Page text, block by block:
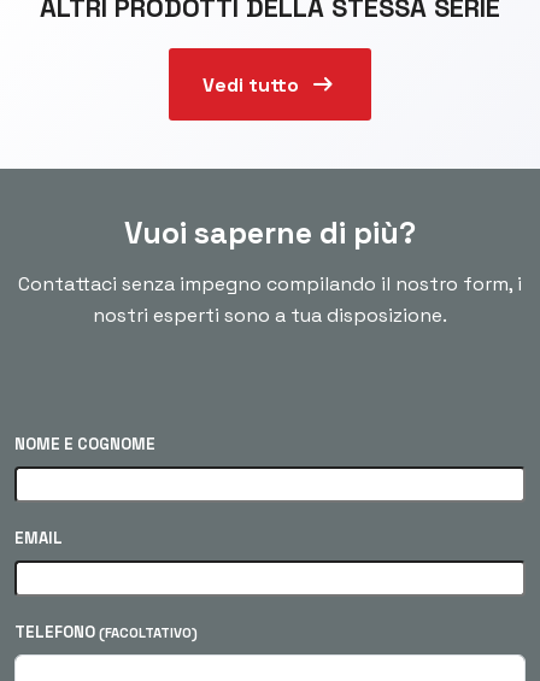
ALTRI PRODOTTI DELLA STESSA SERIE
Vedi tutto arrow_right_alt
Vuoi saperne di più?
Contattaci senza impegno compilando il nostro form, i
nostri esperti sono a tua disposizione.
NOME E COGNOME
EMAIL
TELEFONO (FACOLTATIVO)